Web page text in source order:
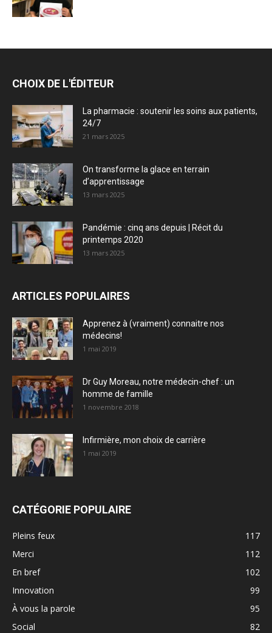
CHOIX DE L'ÉDITEUR
La pharmacie : soutenir les soins aux patients,
24/7
21 mars 2025
On transforme la glace en terrain
d’apprentissage
13 mars 2025
Pandémie : cinq ans depuis | Récit du
printemps 2020
13 mars 2025
ARTICLES POPULAIRES
Apprenez à (vraiment) connaitre nos
médecins!
1 mai 2019
Dr Guy Moreau, notre médecin-chef : un
homme de famille
1 novembre 2018
Infirmière, mon choix de carrière
1 mai 2019
CATÉGORIE POPULAIRE
Pleins feux
117
Merci
112
En bref
102
Innovation
99
À vous la parole
95
Social
82